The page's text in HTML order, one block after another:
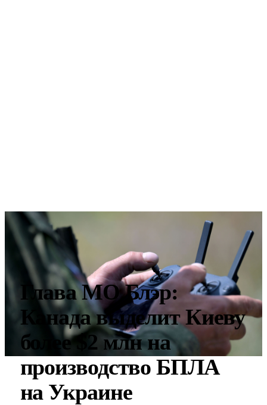
Глава МО Блэр:
Канада выделит Киеву
более $2 млн на
производство БПЛА
на Украине